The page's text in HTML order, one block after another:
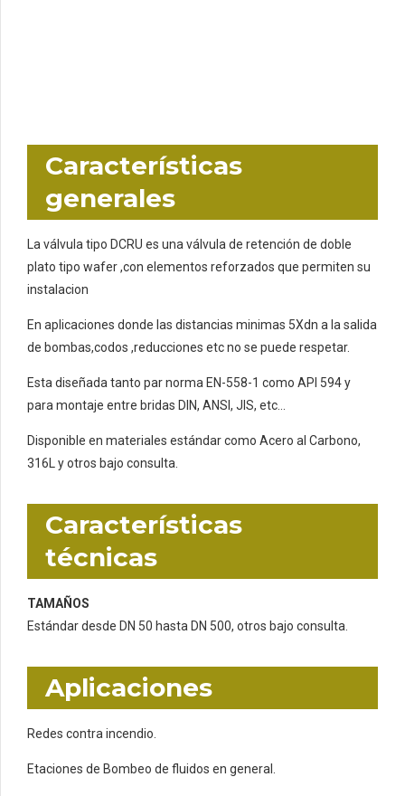
Características
generales
La válvula tipo DCRU es una válvula de retención de doble
plato tipo wafer ,con elementos reforzados que permiten su
instalacion
En aplicaciones donde las distancias minimas 5Xdn a la salida
de bombas,codos ,reducciones etc no se puede respetar.
Esta diseñada tanto par norma EN-558-1 como API 594 y
para montaje entre bridas DIN, ANSI, JIS, etc…
Disponible en materiales estándar como Acero al Carbono,
316L y otros bajo consulta.
Características
técnicas
TAMAÑOS
Estándar desde DN 50 hasta DN 500, otros bajo consulta.
Aplicaciones
Redes contra incendio.
Etaciones de Bombeo de fluidos en general.